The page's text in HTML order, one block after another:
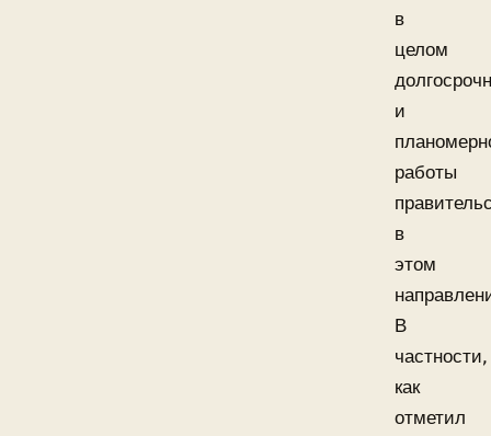
в
целом
и
работы
в
этом
В
частности,
как
отметил